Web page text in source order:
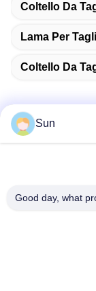
Coltello Da
Lama Per
Coltello Da
NO.55
Sun
Good day, what